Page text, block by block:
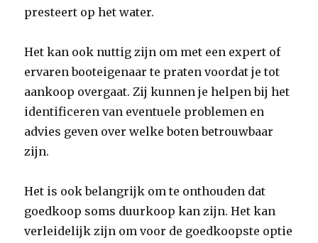
presteert op het water.
Het kan ook nuttig zijn om met een expert of
ervaren booteigenaar te praten voordat je tot
aankoop overgaat. Zij kunnen je helpen bij het
identificeren van eventuele problemen en
advies geven over welke boten betrouwbaar
zijn.
Het is ook belangrijk om te onthouden dat
goedkoop soms duurkoop kan zijn. Het kan
verleidelijk zijn om voor de goedkoopste optie